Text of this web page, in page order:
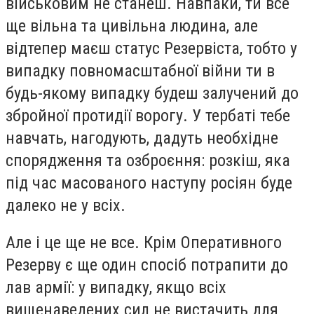
ще вільна та цивільна людина, але
відтепер маєш статус Резервіста, тобто у
випадку повномасштабної війни ти в
будь-якому випадку будеш залучений до
збройної протидії ворогу. У тербаті тебе
навчать, нагодують, дадуть необхідне
спорядження та озброєння: розкіш, яка
під час масованого наступу росіян буде
далеко не у всіх.
Але і це ще не все. Крім Оперативного
Резерву є ще один спосіб потрапити до
лав армії: у випадку, якщо всіх
вищенаведених сил не вистачить для